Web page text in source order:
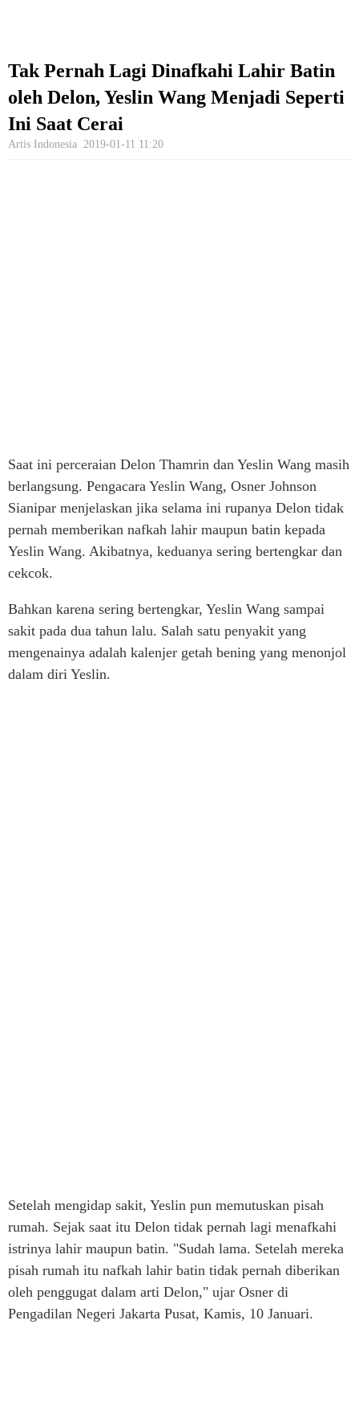
Tak Pernah Lagi Dinafkahi Lahir Batin
oleh Delon, Yeslin Wang Menjadi Seperti
Ini Saat Cerai
Artis Indonesia 2019-01-11 11:20
Saat ini perceraian Delon Thamrin dan Yeslin Wang masih
berlangsung. Pengacara Yeslin Wang, Osner Johnson
Sianipar menjelaskan jika selama ini rupanya Delon tidak
pernah memberikan nafkah lahir maupun batin kepada
Yeslin Wang. Akibatnya, keduanya sering bertengkar dan
cekcok.
Bahkan karena sering bertengkar, Yeslin Wang sampai
sakit pada dua tahun lalu. Salah satu penyakit yang
mengenainya adalah kalenjer getah bening yang menonjol
dalam diri Yeslin.
Setelah mengidap sakit, Yeslin pun memutuskan pisah
rumah. Sejak saat itu Delon tidak pernah lagi menafkahi
istrinya lahir maupun batin. "Sudah lama. Setelah mereka
pisah rumah itu nafkah lahir batin tidak pernah diberikan
oleh penggugat dalam arti Delon," ujar Osner di
Pengadilan Negeri Jakarta Pusat, Kamis, 10 Januari.